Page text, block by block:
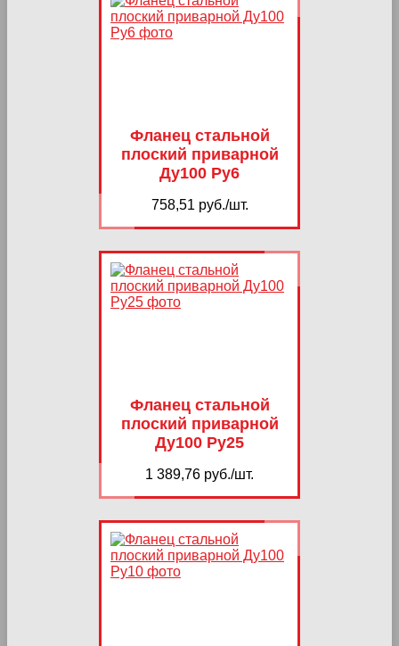
Фланец стальной
плоский приварной
Ду100 Ру6
758,51 руб./шт.
Фланец стальной
плоский приварной
Ду100 Ру25
1 389,76 руб./шт.